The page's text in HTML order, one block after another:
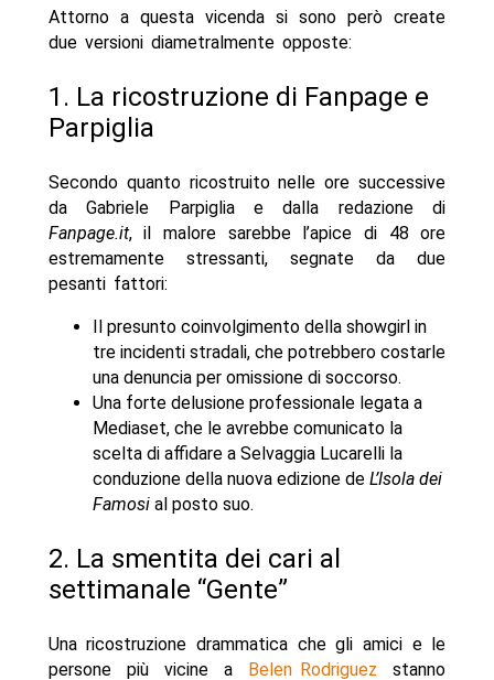
Attorno a questa vicenda si sono però create
due versioni diametralmente opposte:
1. La ricostruzione di Fanpage e
Parpiglia
Secondo quanto ricostruito nelle ore successive
da Gabriele Parpiglia e dalla redazione di
Fanpage.it, il malore sarebbe l’apice di 48 ore
estremamente stressanti, segnate da due
pesanti fattori:
Il presunto coinvolgimento della showgirl in
tre incidenti stradali, che potrebbero costarle
una denuncia per omissione di soccorso.
Una forte delusione professionale legata a
Mediaset, che le avrebbe comunicato la
scelta di affidare a Selvaggia Lucarelli la
conduzione della nuova edizione de L’Isola dei
Famosial posto suo.
2. La smentita dei cari al
settimanale “Gente”
Una ricostruzione drammatica che gli amici e le
persone più vicine a Belen Rodriguez stanno